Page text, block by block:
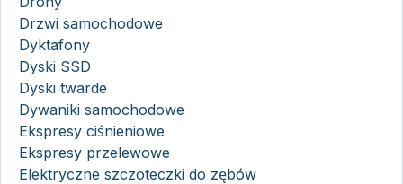
Drzwi samochodowe
Dyktafony
Dyski SSD
Dyski twarde
Dywaniki samochodowe
Ekspresy ciśnieniowe
Ekspresy przelewowe
Elektryczne szczoteczki do zębów